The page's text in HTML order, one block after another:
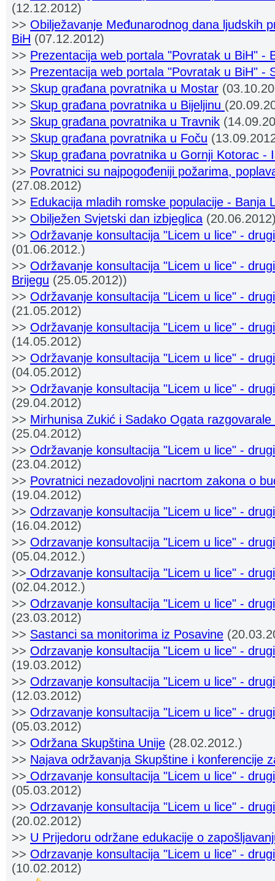
(12.12.2012)
>> Obilježavanje Međunarodnog dana ljudskih
BiH (07.12.2012)
>> Prezentacija web portala "Povratak u BiH" -
>> Prezentacija web portala "Povratak u BiH" -
>> Skup građana povratnika u Mostar
>> Skup građana povratnika u Bijeljinu
>> Skup građana povratnika u Travnik
>> Skup građana povratnika u Foču
>> Skup građana povratnika u Gornji Kotorac -
>> Povratnici su najpogođeniji požarima,
(27.08.2012)
>> Edukacija mladih romske populacije - Banja
>> Obilježen Svjetski dan izbjeglica
>> Održavanje konsultacija "Licem u lice" -
(01.06.2012.)
>> Održavanje konsultacija "Licem u lice" -
Brijegu (25.05.2012))
>> Održavanje konsultacija "Licem u lice" -
(21.05.2012)
>> Održavanje konsultacija "Licem u lice" -
(14.05.2012)
>> Održavanje konsultacija "Licem u lice" -
(04.05.2012)
>> Održavanje konsultacija "Licem u lice" -
(29.04.2012)
>> Mirhunisa Zukić i Sadako Ogata
(25.04.2012)
>> Održavanje konsultacija "Licem u lice" -
(23.04.2012)
>> Povratnici nezadovoljni nacrtom zakona o
(19.04.2012)
>> Odrzavanje konsultacija "Licem u lice" -
(16.04.2012)
>> Odrzavanje konsultacija "Licem u lice" -
(05.04.2012.)
>> Odrzavanje konsultacija "Licem u lice" -
(02.04.2012.)
>> Odrzavanje konsultacija "Licem u lice" -
(23.03.2012)
>> Sastanci sa monitorima iz Posavine
>> Odrzavanje konsultacija "Licem u lice" -
(19.03.2012)
>> Odrzavanje konsultacija "Licem u lice" -
(12.03.2012)
>> Odrzavanje konsultacija "Licem u lice" -
(05.03.2012)
>> Održana Skupština Unije (28.02.2012.)
>> Najava održavanja Skupštine i konferencije
>> Odrzavanje konsultacija "Licem u lice" -
(05.03.2012)
>> Odrzavanje konsultacija "Licem u lice" -
(20.02.2012)
>> U Prijedoru održane edukacije o
>> Odrzavanje konsultacija "Licem u lice" -
(10.02.2012)